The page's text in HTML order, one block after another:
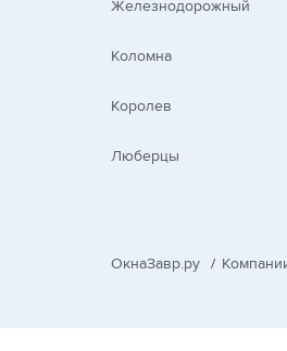
Железнодорожный
Коломна
Королев
Люберцы
ОкнаЗавр.ру /